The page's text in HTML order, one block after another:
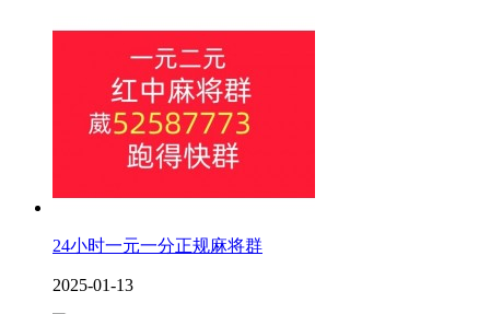
24小时一元一分正规麻将群
2025-01-13